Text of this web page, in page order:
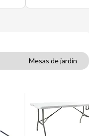
Mesas de jardín